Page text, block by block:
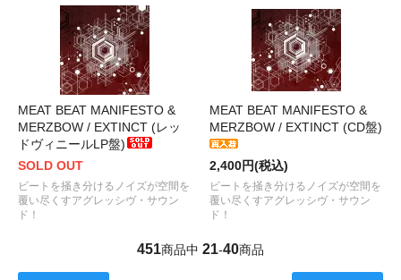
MEAT BEAT MANIFESTO &
MERZBOW / EXTINCT (レッ
ドヴィニールLP盤)
SOLD OUT
ビートを掻き分けるノイズが空間を
覆い尽くすアグレッシヴ・サウン
ド！
MEAT BEAT MANIFESTO &
MERZBOW / EXTINCT (CD盤)
2,400円(税込)
ビートを掻き分けるノイズが空間を
覆い尽くすアグレッシヴ・サウン
ド！
451商品中 21-40商品